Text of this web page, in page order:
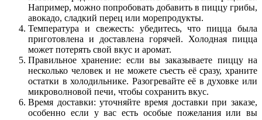
Например, можно попробовать добавить в пиццу грибы,
авокадо, сладкий перец или морепродукты.
Температура и свежесть: убедитесь, что пицца была
приготовлена и доставлена горячей. Холодная пицца
может потерять свой вкус и аромат.
Правильное хранение: если вы заказываете пиццу на
несколько человек и не можете съесть её сразу, храните
остатки в холодильнике. Разогревайте её в духовке или
микроволновой печи, чтобы сохранить вкус.
Время доставки: уточняйте время доставки при заказе,
особенно если у вас есть особые пожелания или вы